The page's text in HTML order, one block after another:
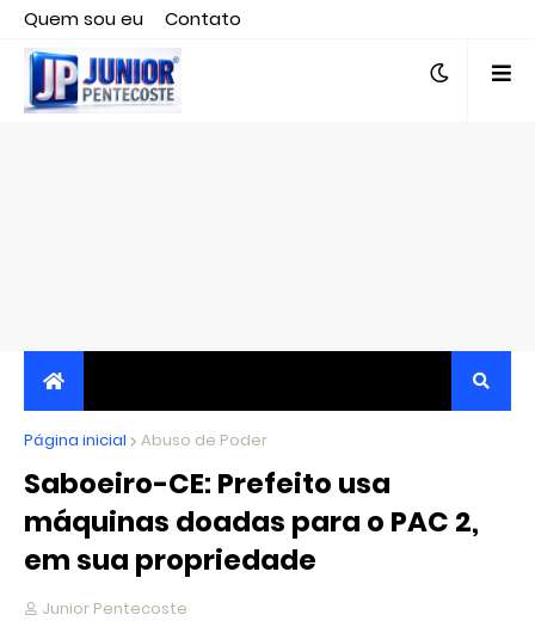
Quem sou eu
Contato
Editor responsável, jornalista Clovis Almeida.
JORNALISMO INDEPENDENTE, TRANSPARENTE E
CRÍTICO
Página inicial Abuso de Poder
Saboeiro-CE: Prefeito usa
máquinas doadas para o PAC 2,
em sua propriedade
Junior Pentecoste